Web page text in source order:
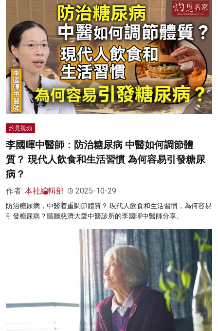
灼見視頻
李國暉中醫師：防治糖尿病 中醫如何調節體
質？ 現代人飲食和生活習慣 為何容易引發糖尿
病？
作者: 本社編輯部 2025-10-29
防治糖尿病，中醫着重調節體質？ 現代人飲食和生活習慣，為何容易
引發糖尿病？聽聽慈濟大愛中醫診所的李國暉中醫師分享。